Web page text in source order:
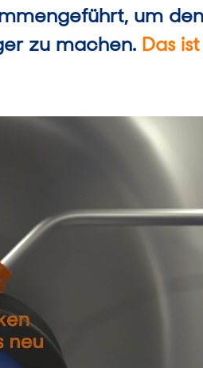
um
zu machen. Das